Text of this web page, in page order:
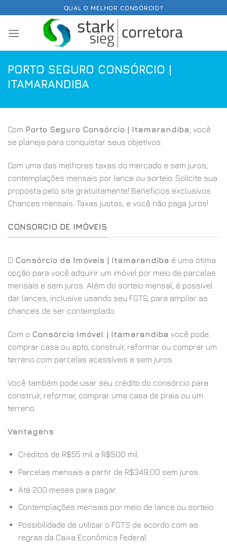
content
QUAL O MELHOR CONSÓRCIO?
PORTO SEGURO CONSÓRCIO |
ITAMARANDIBA
Com Porto Seguro Consórcio | Itamarandiba , você
se planeja para conquistar seus objetivos.
Com uma das melhores taxas do mercado e sem juros,
contemplações mensais por lance ou sorteio. Solicite sua
proposta pelo site gratuitamente! Benefícios exclusivos.
Chances mensais. Taxas justas, e você não paga juros!
CONSORCIO DE IMÓVEIS
O Consórcio de Imóveis | Itamarandiba é uma ótima
opção para você adquirir um imóvel por meio de parcelas
mensais e sem juros. Além do sorteio mensal, é possível
dar lances, inclusive usando seu FGTS, para ampliar as
chances de ser contemplado.
Com o Consórcio Imóvel | Itamarandiba você pode:
comprar casa ou apto, construir, reformar ou comprar um
terreno com parcelas acessíveis e sem juros.
Você também pode usar seu crédito do consórcio para
construir, reformar, comprar uma casa de praia ou um
terreno.
Vantagens
Créditos de R$55 mil a R$500 mil.
Parcelas mensais a partir de R$349,00 sem juros.
Até 200 meses para pagar.
Contemplações mensais por meio de lance ou sorteio.
Possibilidade de utilizar o FGTS de acordo com as
regras da Caixa Econômica Federal.